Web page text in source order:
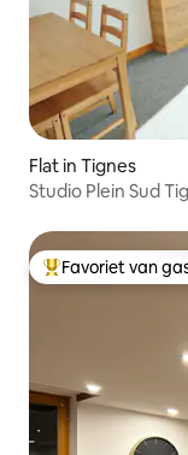
Flat in Tignes
Studio Plein Sud
Topfavoriet van
Favoriet van